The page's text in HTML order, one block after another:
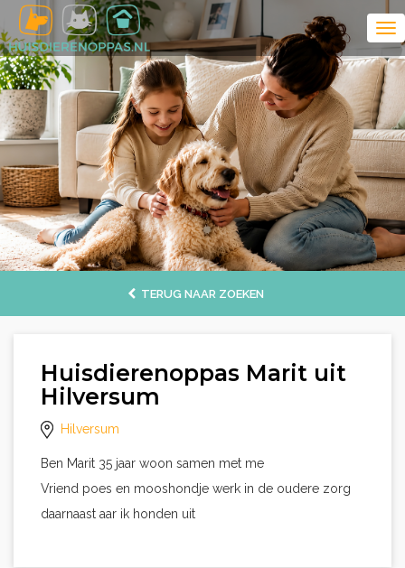
TERUG NAAR ZOEKEN
Huisdierenoppas Marit uit
Hilversum
Hilversum
Ben Marit 35 jaar woon samen met me
Vriend poes en mooshondje werk in de oudere zorg
daarnaast aar ik honden uit